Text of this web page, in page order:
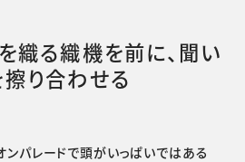
織る織機を前に、聞い
り合わせる
パレードで頭がいっぱいではある